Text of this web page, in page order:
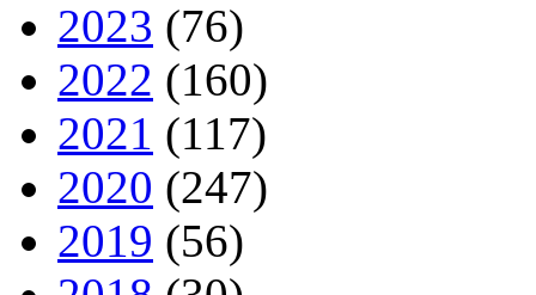
2023 (76)
2022 (160)
2021 (117)
2020 (247)
2019 (56)